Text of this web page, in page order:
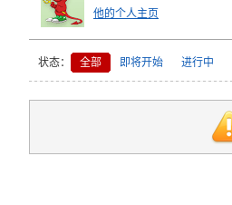
他的个人主页
状态： 全部 即将开始 进行中